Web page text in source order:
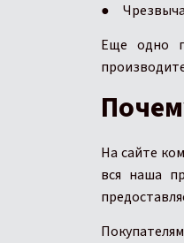
●
Еще одно
На сайте
вся наша